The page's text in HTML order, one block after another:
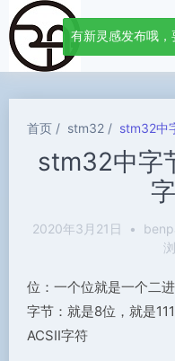
首页 stm32 stm32中
stm32中字
2020年3月21日 •
位：一个位就是一个二
字节：就是8位，就是
ACSII字符
有新灵感发布哦